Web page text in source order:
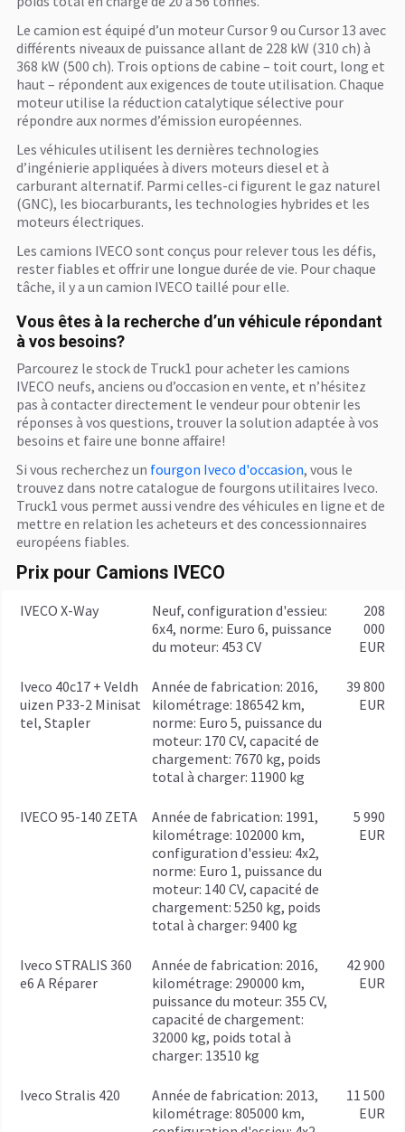
Le camion est équipé d’un moteur Cursor 9 ou Cursor 13 avec
différents niveaux de puissance allant de 228 kW (310 ch) à
368 kW (500 ch). Trois options de cabine – toit court, long et
haut – répondent aux exigences de toute utilisation. Chaque
moteur utilise la réduction catalytique sélective pour
répondre aux normes d’émission européennes.
Les véhicules utilisent les dernières technologies
d’ingénierie appliquées à divers moteurs diesel et à
carburant alternatif. Parmi celles-ci figurent le gaz naturel
(GNC), les biocarburants, les technologies hybrides et les
moteurs électriques.
Les camions IVECO sont conçus pour relever tous les défis,
rester fiables et offrir une longue durée de vie. Pour chaque
tâche, il y a un camion IVECO taillé pour elle.
Vous êtes à la recherche d’un véhicule répondant
à vos besoins?
Parcourez le stock de Truck1 pour acheter les camions
IVECO neufs, anciens ou d’occasion en vente, et n’hésitez
pas à contacter directement le vendeur pour obtenir les
réponses à vos questions, trouver la solution adaptée à vos
besoins et faire une bonne affaire!
Si vous recherchez un fourgon Iveco d'occasion, vous le
trouvez dans notre catalogue de fourgons utilitaires Iveco.
Truck1 vous permet aussi vendre des véhicules en ligne et de
mettre en relation les acheteurs et des concessionnaires
européens fiables.
Prix pour Camions IVECO
IVECO X-Way
Neuf, configuration d'essieu:
6x4, norme: Euro 6, puissance
du moteur: 453 CV
208
000
EUR
Iveco 40c17 + Veldh
uizen P33-2 Minisat
tel, Stapler
année de fabrication: 2016,
kilométrage: 186542 km,
norme: Euro 5, puissance du
moteur: 170 CV, capacité de
chargement: 7670 kg, poids
total à charger: 11900 kg
39 800
EUR
IVECO 95-140 ZETA
année de fabrication: 1991,
kilométrage: 102000 km,
configuration d'essieu: 4x2,
norme: Euro 1, puissance du
moteur: 140 CV, capacité de
chargement: 5250 kg, poids
total à charger: 9400 kg
5 990
EUR
Iveco STRALIS 360
e6 A Réparer
année de fabrication: 2016,
kilométrage: 290000 km,
puissance du moteur: 355 CV,
capacité de chargement:
32000 kg, poids total à
charger: 13510 kg
42 900
EUR
Iveco Stralis 420
année de fabrication: 2013,
kilométrage: 805000 km,
11 500
EUR